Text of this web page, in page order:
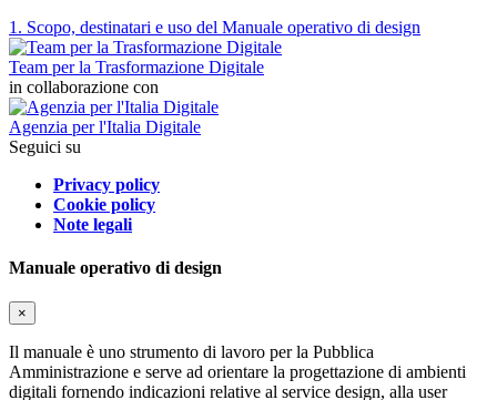
1. Scopo, destinatari e uso del Manuale operativo di design
Team per la Trasformazione Digitale
in collaborazione con
Agenzia per l'Italia Digitale
Seguici su
Privacy policy
Cookie policy
Note legali
Manuale operativo di design
×
Il manuale è uno strumento di lavoro per la Pubblica
Amministrazione e serve ad orientare la progettazione di ambienti
digitali fornendo indicazioni relative al service design, alla user